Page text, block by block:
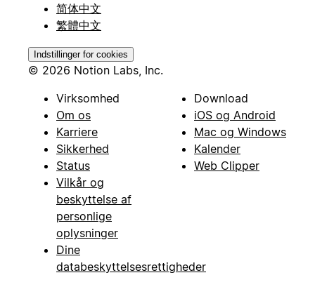
简体中文
繁體中文
Indstillinger for cookies
© 2026 Notion Labs, Inc.
Virksomhed
Om os
Karriere
Sikkerhed
Status
Vilkår og
beskyttelse af
personlige
oplysninger
Dine
databeskyttelsesrettigheder
Download
iOS og Android
Mac og Windows
Kalender
Web Clipper